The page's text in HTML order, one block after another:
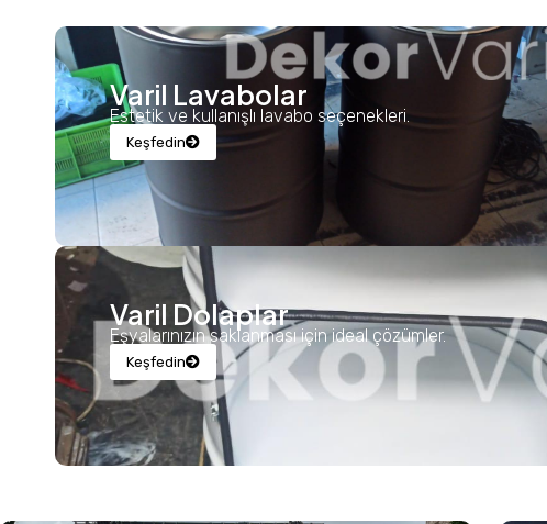
Varil Lavabolar
Estetik ve kullanışlı lavabo seçenekleri.
Keşfedin
Varil Dolaplar
Eşyalarınızın saklanması için ideal çözümler.
Keşfedin